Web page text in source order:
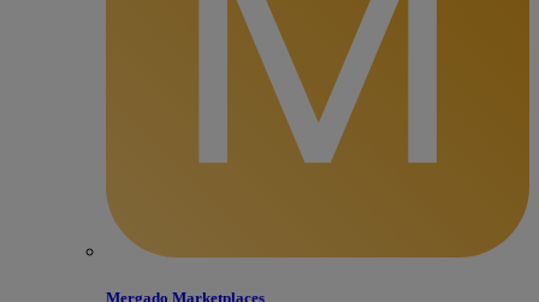
Mergado Marketplaces